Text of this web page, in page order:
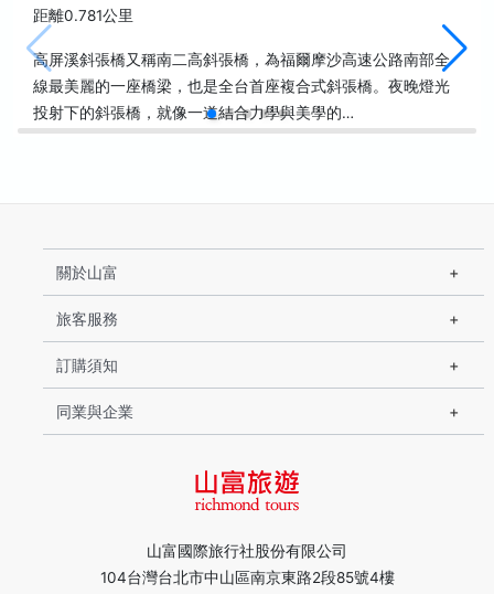
距離0.781公里
高屏溪斜張橋又稱南二高斜張橋，為福爾摩沙高速公路南部全
線最美麗的一座橋梁，也是全台首座複合式斜張橋。夜晚燈光
投射下的斜張橋，就像一道結合力學與美學的…
山富國際旅行社股份有限公司
104台灣台北市中山區南京東路2段85號4樓
關於山富
旅客服務
訂購須知
同業與企業